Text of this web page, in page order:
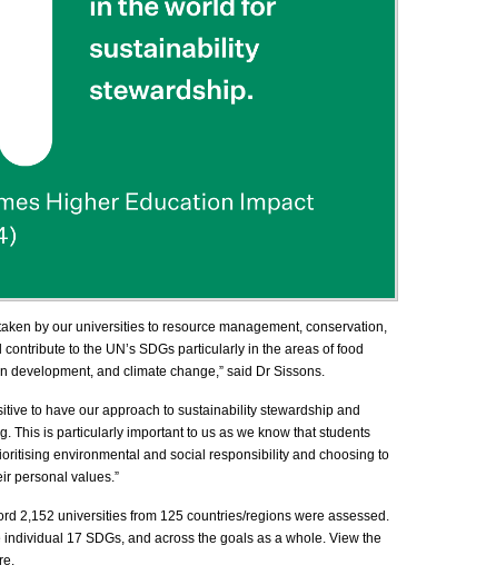
by our universities to resource management, conservation,
to the UN’s SDGs particularly in the areas of food
development, and climate change,” said Dr Sissons.
to have our approach to sustainability stewardship and
This is particularly important to us as we know that students
environmental and social responsibility and choosing to
personal values.”
2,152 universities from 125 countries/regions were assessed.
17 SDGs, and across the goals as a whole. View the